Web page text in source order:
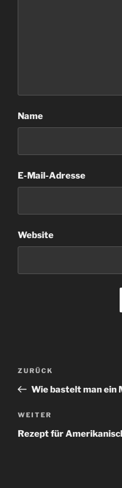
Name
E-Mail-Adresse
Website
Beitragsnavigation
Vorheriger
Beitrag
ZURÜCK
Wie bastelt man ein
Nächster
Beitrag
WEITER
Rezept für